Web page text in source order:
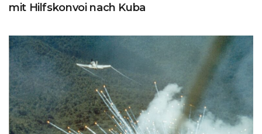
mit Hilfskonvoi nach Kuba